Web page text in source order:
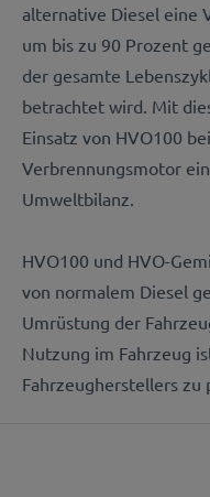
alternative Diesel eine
um bis zu 90 Prozent
der gesamte
betrachtet wird. Mit
Einsatz von HVO100
Verbrennungsmotor
Umweltbilanz.
HVO100 und HVO-
von normalem Diesel
Umrüstung der
Nutzung im Fahrzeug
Fahrzeugherstellers zu